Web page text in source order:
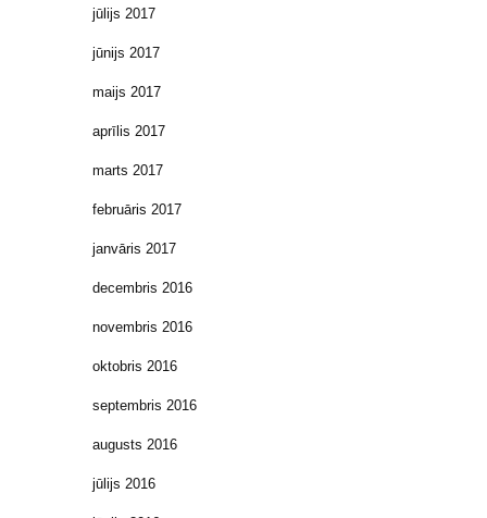
jūlijs 2017
jūnijs 2017
maijs 2017
aprīlis 2017
marts 2017
februāris 2017
janvāris 2017
decembris 2016
novembris 2016
oktobris 2016
septembris 2016
augusts 2016
jūlijs 2016